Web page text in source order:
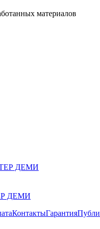
материалов
ДЕМИ
КонтактыГарантия